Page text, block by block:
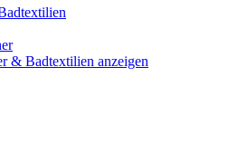
& Badtextilien anzeigen